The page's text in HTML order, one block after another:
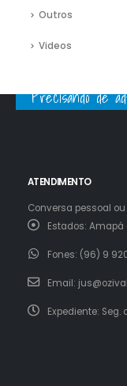
Outros
Videos
Precisando de
ATENDIMENTO
Conversa pessoal
Estados: Amapá
Fones: (96) 9
Email:
Expediente: Seg.